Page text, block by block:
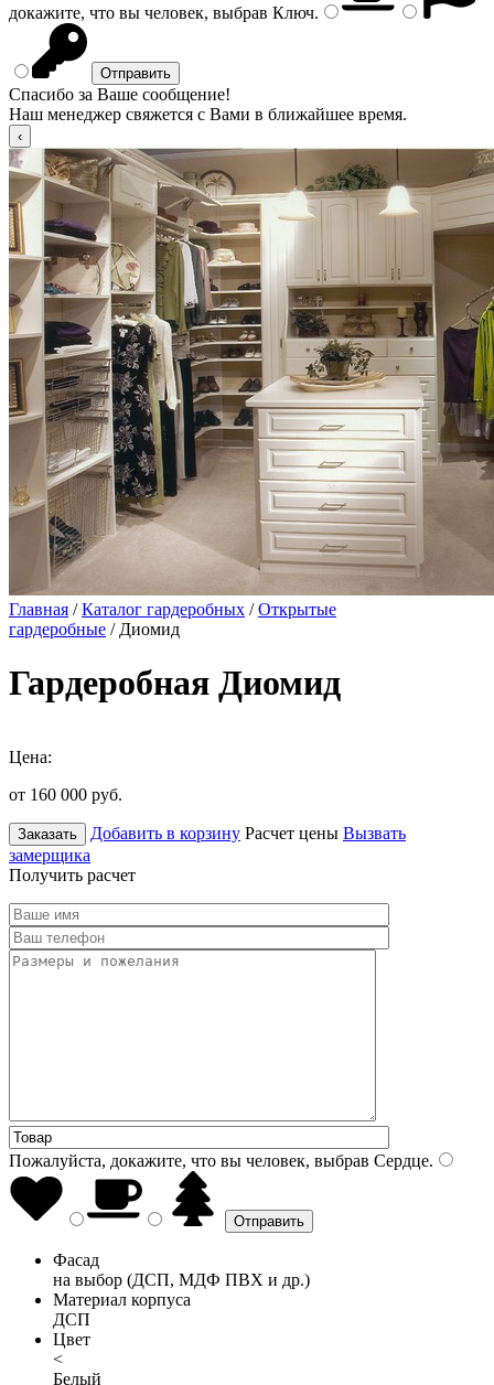
докажите, что вы человек, выбрав Ключ.
Спасибо за Ваше сообщение!
Наш менеджер свяжется с Вами в ближайшее время.
Главная /Каталог гардеробных /Открытые
гардеробные / Диомид
Гардеробная Диомид
Цена:
от 160 000 руб.
Заказать Добавить в корзину Расчет цены Вызвать
замерщика
Получить расчет
Пожалуйста, докажите, что вы человек, выбрав Сердце.
Фасад
на выбор (ДСП, МДФ ПВХ и др.)
Материал корпуса
ДСП
Цвет
<
Белый